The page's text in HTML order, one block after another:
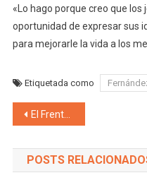
«Lo hago porque creo que
oportunidad de expresar sus
para mejorarle la vida a los
Etiquetada como
Navegación
El Frente Cambia Mendoza sigue fuerte en Tupungato: El contundente respaldo del PRO al intendente Gustavo Soto
POSTS